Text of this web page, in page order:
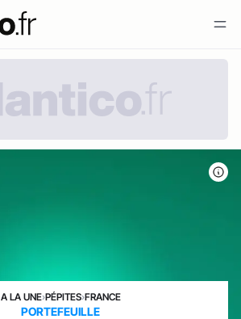
A LA UNE›PÉPITES›FRANCE
PORTEFEUILLE